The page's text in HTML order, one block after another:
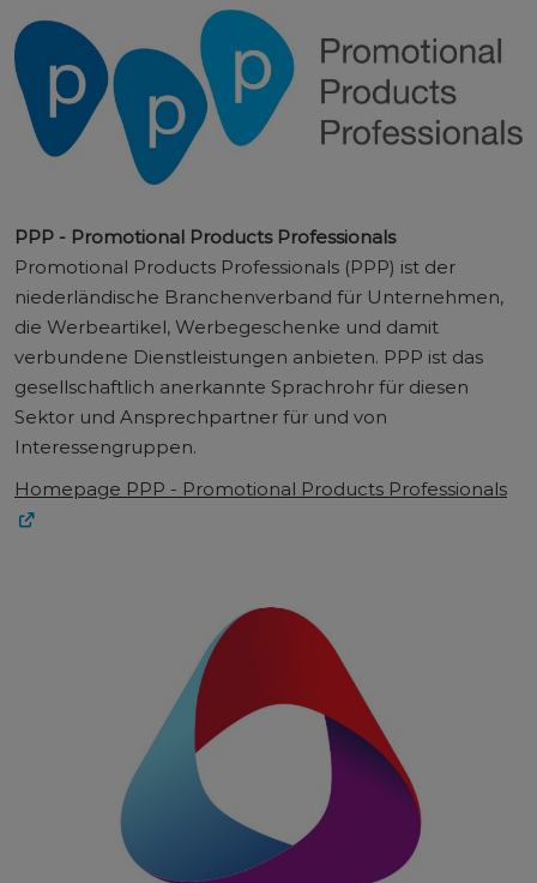
PPP - Promotional Products Professionals
Promotional Products Professionals (PPP) ist der
niederländische Branchenverband für Unternehmen,
die Werbeartikel, Werbegeschenke und damit
verbundene Dienstleistungen anbieten. PPP ist das
gesellschaftlich anerkannte Sprachrohr für diesen
Sektor und Ansprechpartner für und von
Interessengruppen.
Homepage PPP - Promotional Products Professionals